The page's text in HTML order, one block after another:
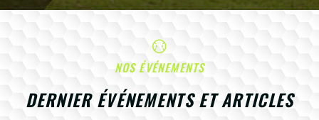
NOS ÉVÉNEMENTS
DERNIER ÉVÉNEMENTS ET ARTICLES